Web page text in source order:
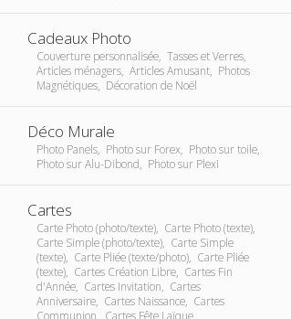
Cadeaux Photo
Couverture personnalisée, Tasses et Verres,
Articles ménagers, Articles Amusant, Photos
Magnétiques, Décoration de Noël
Déco Murale
Photo Panels, Photo sur Forex, Photo sur toile,
Photo sur Alu-Dibond, Photo sur Plexi
Cartes
Carte Photo (photo/texte), Carte Photo (texte),
Carte Simple (photo/texte), Carte Simple
(texte), Carte Pliée (texte/photo), Carte Pliée
(texte), Cartes Création Libre, Cartes Fin
d'Année, Cartes Invitation, Cartes
Anniversaire, Cartes Naissance, Cartes
Communion, Cartes Fête Laïque